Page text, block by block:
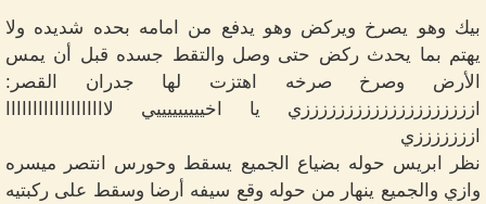
بيك وهو يصرخ ويركض وهو يدفع من امامه بحده شديده ولا
يهتم بما يحدث ركض حتى وصل والتقط جسده قبل أن يمس
الأرض وصرخ صرخه اهتزت لها جدران القصر:
اززززززززززززززززززززي يا اخيييييييييي لااااااااااااااااااا
ازززززززي
نظر ابريس حوله بضياع الجميع يسقط وحورس انتصر ميسره
وازي والجميع ينهار من حوله وقع سيفه أرضا وسقط على ركبتيه